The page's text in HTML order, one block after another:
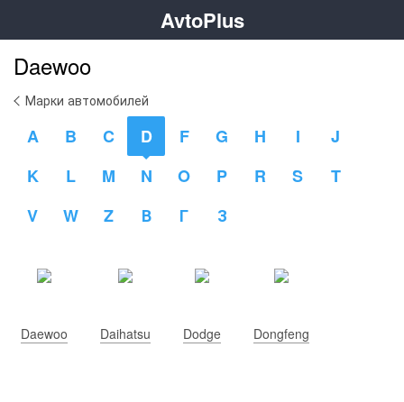
AvtoPlus
Daewoo
Марки автомобилей
A B C D F G H I
J
K
L M N O P R S
T
V
W Z В Г З
Daewoo Daihatsu Dodge Dongfeng